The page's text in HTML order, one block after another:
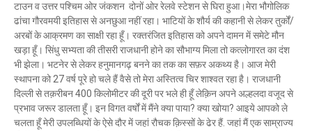
टाउन व उत्तर पश्चिम ओर जंकशन दोनों ओर रेलवे स्टेशन से घिरा हुआ।मेरा भौगोलिक
ढांचा गौरवमयी इतिहास से अनछुआ नहीं रहा। भाटियों के शौर्य की कहानी से लेकर तुर्कों/
अरबों के आक्रमण का साक्षी रहा हूँ। रक्तरंजित इतिहास को अपने दामन में समेटे मौन
खड़ा हूँ। सिंधु सभ्यता की तीसरी राजधानी होने का सौभाग्य मिला तो कत्लोगारत का दंश
भी झेला। भटनेर से लेकर हनुमानगढ़ बनने का तक का सफ़र अकथ्य है। आज मेरी
स्थापना को 27 वर्ष पूरे हो चले हैं वैसे तो मेरा अस्तित्व चिर शाश्वत रहा है। राजधानी
दिल्ली से तक़रीबन 400 किलोमीटर की दूरी पर भले ही हूँ लेक़िन अपने अल्हलदा वजूद से
प्रभाव जरूर डालता हूँ। इन विगत वर्षों में मैंने क्या पाया? क्या खोया? आइये आपको ले
चलता हूँ मेरी उपलब्धियों के ऐसे दौर में जहां रौचक क़िस्सों के ढेर हैं. जहां मैं एक साम्राज्य